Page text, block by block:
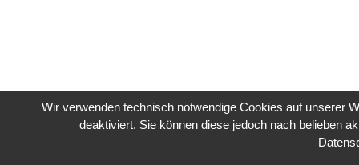
Wir verwenden technisch notwendige Cookies auf unserer
deaktiviert. Sie können diese jedoch nach belieben